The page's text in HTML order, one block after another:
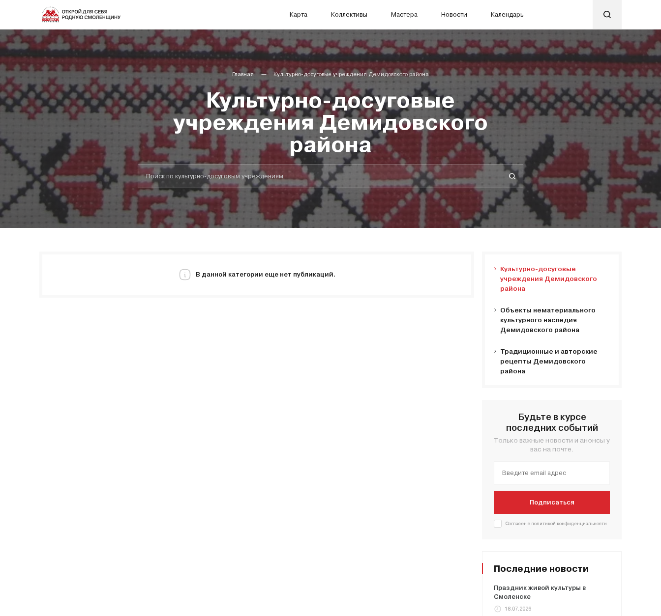
Карта Коллективы Мастера Новости Календарь
Главная Культурно-досуговые учреждения Демидовского района
Культурно-досуговые
учреждения Демидовского
района
В данной категории еще нет публикаций.
Культурно-досуговые
учреждения Демидовского
района
Объекты нематериального
культурного наследия
Демидовского района
Традиционные и авторские
рецепты Демидовского
района
Будьте в курсе
последних событий
Только важные новости и анонсы у
вас на почте.
Подписаться
Согласен с политикой конфиденциальности
Последние новости
Праздник живой культуры в
Смоленске
18.07.2026